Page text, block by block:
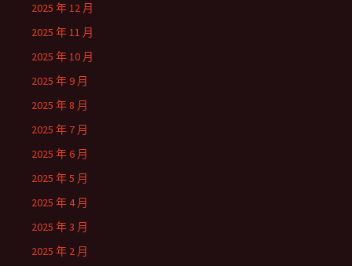
2025 年 12 月
2025 年 11 月
2025 年 10 月
2025 年 9 月
2025 年 8 月
2025 年 7 月
2025 年 6 月
2025 年 5 月
2025 年 4 月
2025 年 3 月
2025 年 2 月